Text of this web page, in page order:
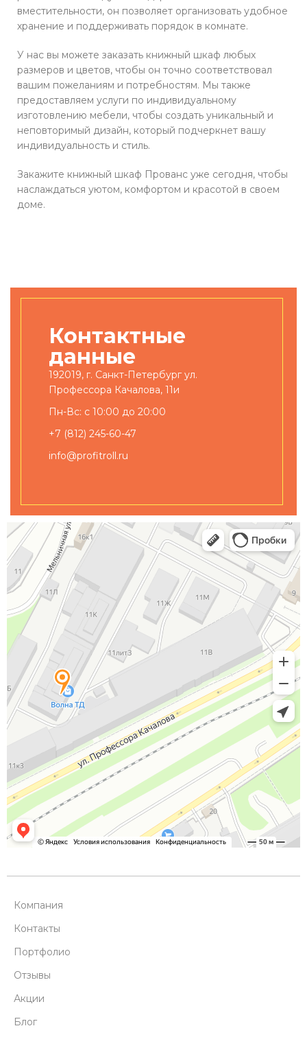
вместительности, он позволяет организовать удобное
хранение и поддерживать порядок в комнате.
У нас вы можете заказать книжный шкаф любых
размеров и цветов, чтобы он точно соответствовал
вашим пожеланиям и потребностям. Мы также
предоставляем услуги по индивидуальному
изготовлению мебели, чтобы создать уникальный и
неповторимый дизайн, который подчеркнет вашу
индивидуальность и стиль.
Закажите книжный шкаф Прованс уже сегодня, чтобы
наслаждаться уютом, комфортом и красотой в своем
доме.
Контактные
данные
192019, г. Санкт-Петербург ул.
Профессора Качалова, 11и
Пн-Вс: с 10:00 до 20:00
+7 (812) 245-60-47
info@profitroll.ru
Компания
Контакты
Портфолио
Отзывы
Акции
Блог